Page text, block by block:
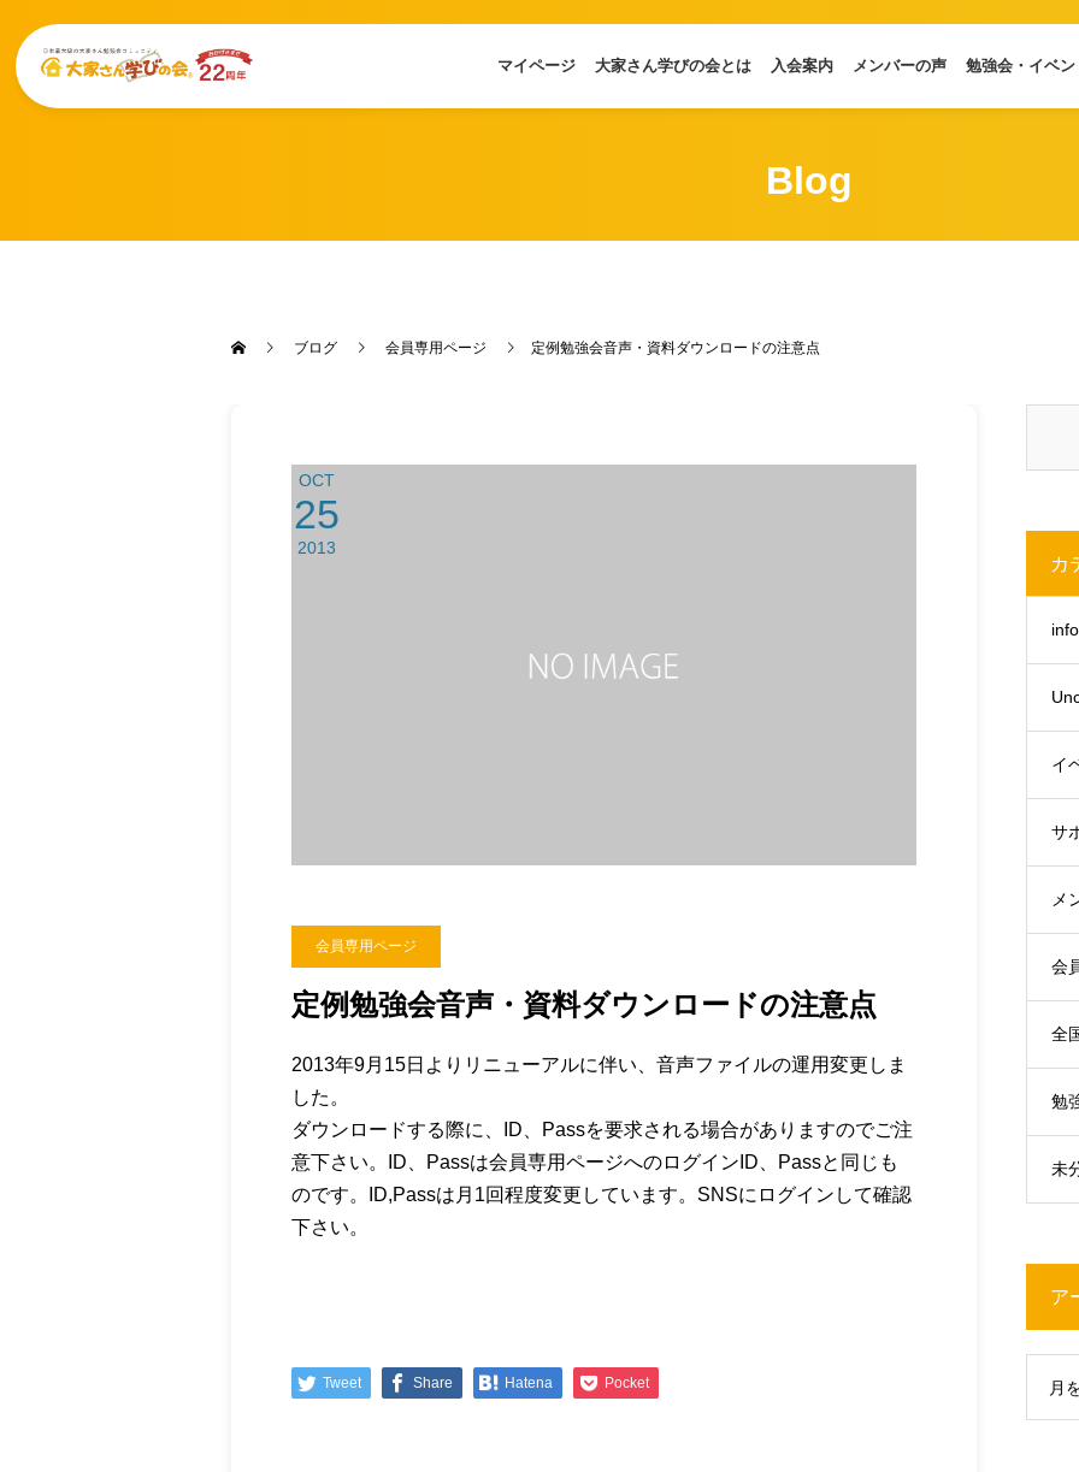
マイページ 大家さん学びの会とは 入会案内 メンバーの声 勉強会・イベン
Blog
ブログ 会員専用ページ 定例勉強会音声・資料ダウンロードの注意点
OCT
25
2013
会員専用ページ
定例勉強会音声・資料ダウンロードの注意点
2013年9月15日よりリニューアルに伴い、音声ファイルの運用変更しま
した。
ダウンロードする際に、ID、Passを要求される場合がありますのでご注
意下さい。ID、Passは会員専用ページへのログインID、Passと同じも
のです。ID,Passは月1回程度変更しています。SNSにログインして確認
下さい。
Tweet Share Hatena Pocket
カ
イ
サ
メ
会
全
勉
未
ア
月